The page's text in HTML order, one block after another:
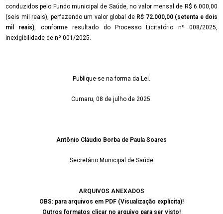
conduzidos pelo Fundo municipal de Saúde, no valor mensal de R$ 6.000,00
(seis mil reais), perfazendo um valor global de R$ 72.000,00 (setenta e dois
mil reais), conforme resultado do Processo Licitatório nº 008/2025,
inexigibilidade de nº 001/2025.
Publique-se na forma da Lei.
Cumaru, 08 de julho de 2025.
Antônio Cláudio Borba de Paula Soares
Secretário Municipal de Saúde
ARQUIVOS ANEXADOS
OBS: para arquivos em PDF (Visualização explícita)!
Outros formatos clicar no arquivo para ser visto!